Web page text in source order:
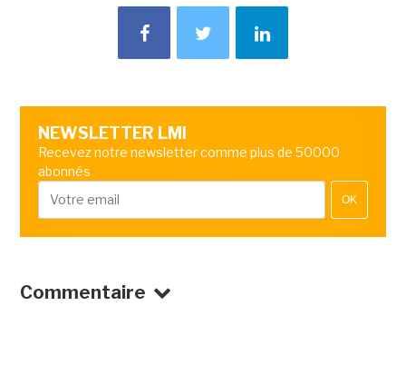
NEWSLETTER LMI
Recevez notre newsletter comme plus de 50000
abonnés
OK
Commentaire